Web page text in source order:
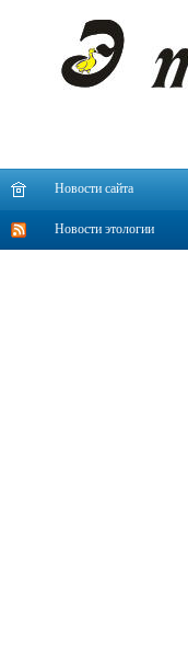
Новости сайта
Новости этологии